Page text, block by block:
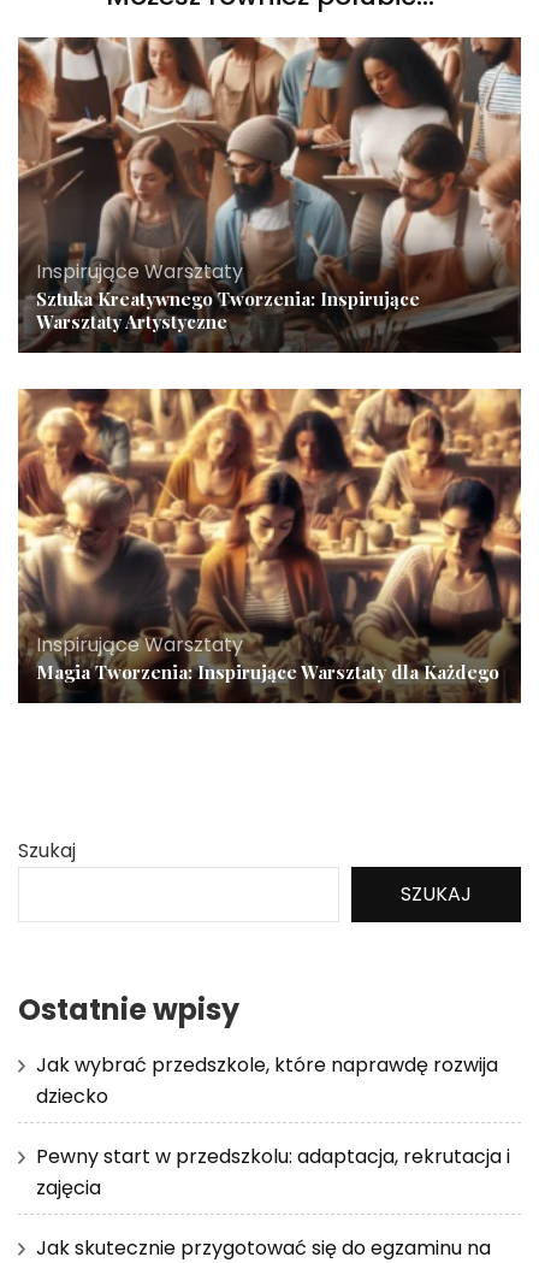
Inspirujące Warsztaty
Sztuka Kreatywnego Tworzenia: Inspirujące
Warsztaty Artystyczne
Inspirujące Warsztaty
Magia Tworzenia: Inspirujące Warsztaty dla Każdego
Szukaj
SZUKAJ
Ostatnie wpisy
Jak wybrać przedszkole, które naprawdę rozwija
dziecko
Pewny start w przedszkolu: adaptacja, rekrutacja i
zajęcia
Jak skutecznie przygotować się do egzaminu na